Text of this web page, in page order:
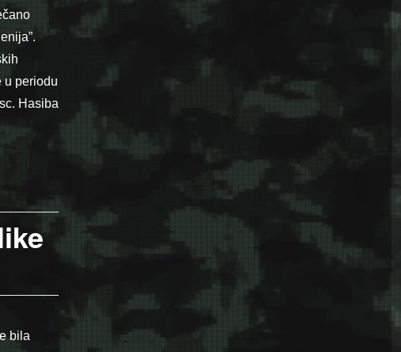
u periodu
Hasiba
mr.sc. Hasib Mušinbegović “U srcu Bosne više neće biti rata””
bila